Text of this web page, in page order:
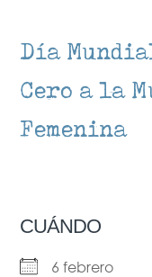
Día
Cero a la
Femenina
CUÁNDO
6 febrero